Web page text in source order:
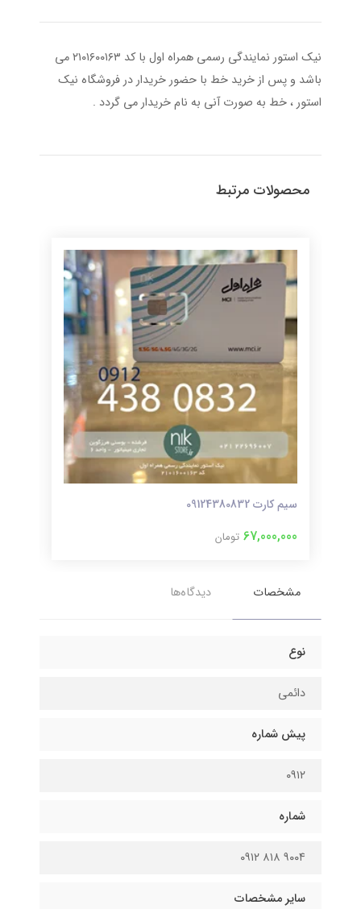
نیک استور نمایندگی رسمی همراه اول با کد ۲۱۰۱۶۰۰۱۶۳ می
باشد و پس از خرید خط با حضور خریدار در فروشگاه نیک
استور ، خط به صورت آنی به نام خریدار می گردد .
محصولات مرتبط
سیم کارت 09124380832
67,000,000 تومان
مشخصات دیدگاه‌ها
نوع
دائمی
پیش شماره
۰۹۱۲
شماره
۹۰۰۴ ۸۱۸ ۰۹۱۲
سایر مشخصات